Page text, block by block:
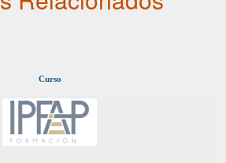
Curso